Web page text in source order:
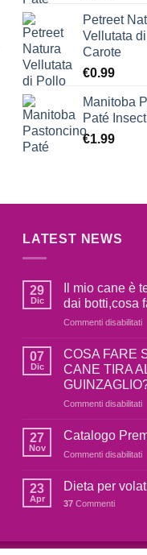
Petreet
Vellutata
Carote
€0.99
Manitoba
Paté Insect
€1.99
LATEST NEWS
29
Dic
Il mio cane è
dai botti,cosa
Commenti disabilitatisu
è
dai
07
Dic
COSA FARE
CANE TIRA
Commenti disabilitatisu
IL
27
Nov
Catalogo
Commenti disabilitatisu
23
Apr
Dieta per
37 Commenti